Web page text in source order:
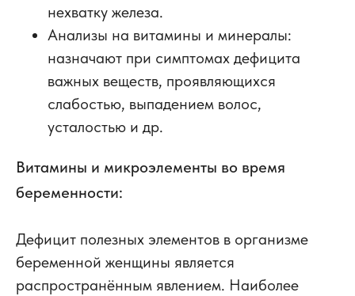
нехватку железа.
Анализы на витамины и минералы:
назначают при симптомах дефицита
важных веществ, проявляющихся
слабостью, выпадением волос,
усталостью и др.
Витамины и микроэлементы во время
беременности:
Дефицит полезных элементов в организме
беременной женщины является
распространённым явлением. Наиболее